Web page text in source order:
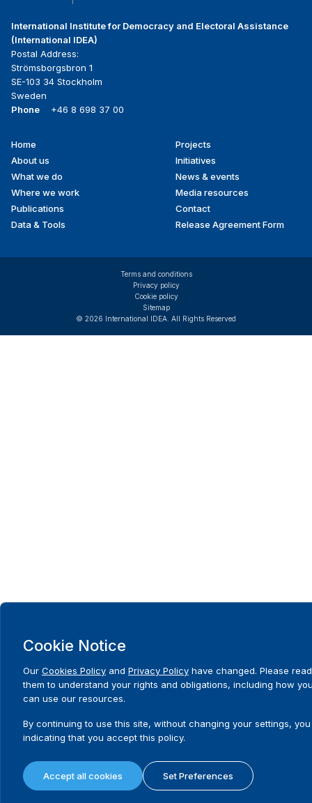
International Institute for Democracy and Electoral Assistance
(International IDEA)
Postal Address:
Strömsborgsbron 1
SE-103 34 Stockholm
Sweden
Phone
+46 8 698 37 00
Footer
menu
Home
About us
What we do
Where we work
Publications
Data & Tools
Projects
Initiatives
News & events
Media resources
Contact
Release Agreement Form
© 2026 International IDEA. All Rights Reserved
Terms and conditions
Privacy policy
Cookie policy
Sitemap
Cookie Notice
Our Cookies Policy and Privacy Policy have changed. Please read
them to understand your rights and obligations, including how
can use our resources.
By continuing to use this site, without changing your settings,
indicating that you accept this policy.
Accept all cookies Set Preferences